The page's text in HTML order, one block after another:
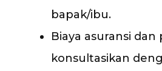
bapak/ibu.
Biaya asuransi
konsultasikan